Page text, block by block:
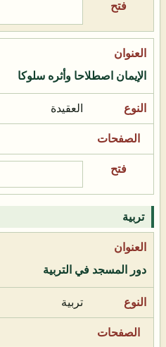
الإيمان اصطلاحا وأثره سلوكا
العقيدة
تربية
دور المسجد في التربية
تربية